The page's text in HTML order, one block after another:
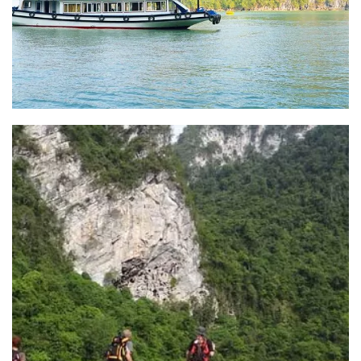
Route des photographes
Résumé du circuit: Route des photographes
DESTINATION : Hanoi - Nghia Lo - Tu Le - Mu Cang Chai -
Sapa [...]
READ MORE